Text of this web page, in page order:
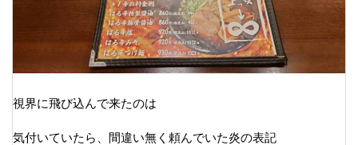
視界に飛び込んで来たのは
気付いていたら、間違い無く頼んでいた炎の表記